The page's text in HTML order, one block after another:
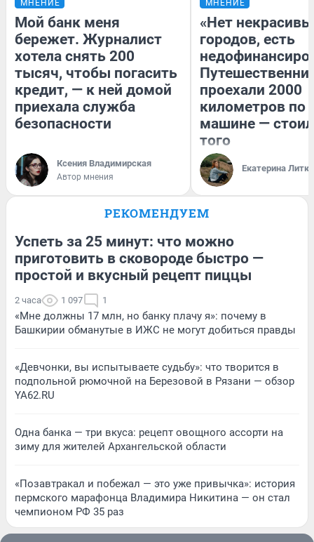
МНЕНИЕ
Мой банк меня
бережет. Журналист
хотела снять 200
тысяч, чтобы погасить
кредит, — к ней домой
приехала служба
безопасности
Ксения Владимирская
Автор мнения
МНЕНИЕ
«Нет
городов, есть
проехали 2000
километров по
машине —
того
Екатерина
РЕКОМЕНДУЕМ
Успеть за 25 минут: что можно
приготовить в сковороде быстро —
простой и вкусный рецепт пиццы
2 часа 1 097 1
«Мне должны 17 млн, но банку плачу я»: почему в
Башкирии обманутые в ИЖС не могут добиться правды
«Девчонки, вы испытываете судьбу»: что творится в
подпольной рюмочной на Березовой в Рязани — обзор
YA62.RU
Одна банка — три вкуса: рецепт овощного ассорти на
зиму для жителей Архангельской области
«Позавтракал и побежал — это уже привычка»: история
пермского марафонца Владимира Никитина — он стал
чемпионом РФ 35 раз